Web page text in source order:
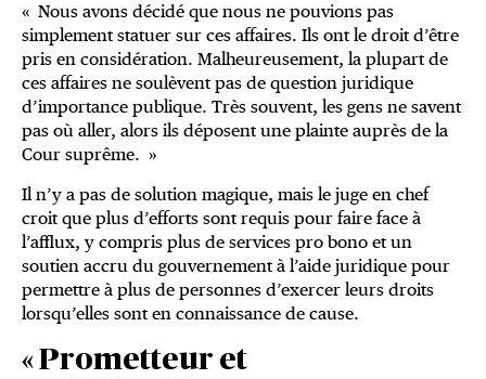
« Nous avons décidé que nous ne pouvions pas
simplement statuer sur ces affaires. Ils ont le droit d’être
pris en considération. Malheureusement, la plupart de
ces affaires ne soulèvent pas de question juridique
d’importance publique. Très souvent, les gens ne savent
pas où aller, alors ils déposent une plainte auprès de la
Cour suprême. »
Il n’y a pas de solution magique, mais le juge en chef
croit que plus d’efforts sont requis pour faire face à
l’afflux, y compris plus de services pro bono et un
soutien accru du gouvernement à l’aide juridique pour
permettre à plus de personnes d’exercer leurs droits
lorsqu’elles sont en connaissance de cause.
« Prometteur et